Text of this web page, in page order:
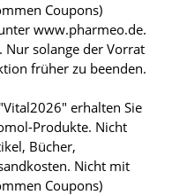
Coupons)
www.pharmeo.de.
solange der Vorrat
früher zu beenden.
erhalten Sie
Produkte. Nicht
Bücher,
Nicht mit
Coupons)